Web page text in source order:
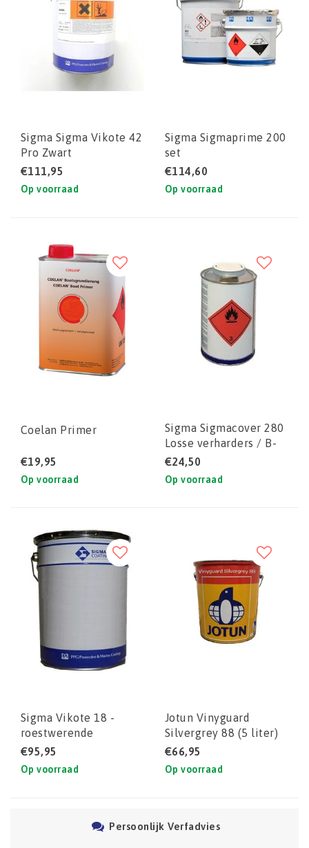
Sigma Sigma Vikote 42
Pro Zwart
€111,95
Op voorraad
Sigma Sigmaprime 200
set
€114,60
Op voorraad
Coelan Primer
€19,95
Op voorraad
Sigma Sigmacover 280
Losse verharders / B-
componenten - (0,8 ltr
voor 4 ltr set)
€24,50
Op voorraad
Sigma Vikote 18 -
roestwerende
bootprimer
€95,95
Op voorraad
Jotun Vinyguard
Silvergrey 88 (5 liter)
€66,95
Op voorraad
Persoonlijk Verfadvies